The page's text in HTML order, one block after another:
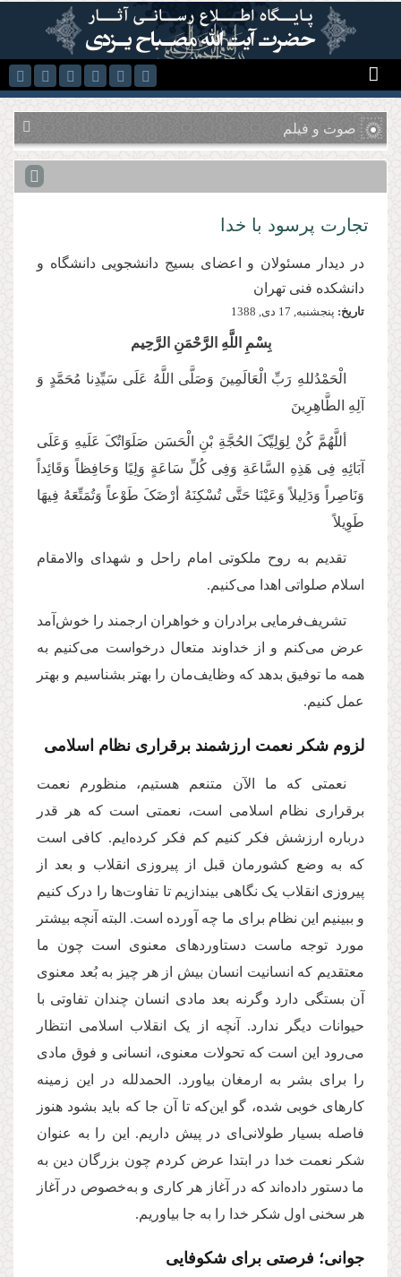
رفتن به محتوای اصلی
صوت و فیلم
تجارت پرسود با خدا
در دیدار مسئولان و اعضای بسیج دانشجویی دانشگاه و
دانشکده فنی تهران
تاریخ: پنجشنبه, 17 دى, 1388
بِسْمِ اللَّهِ الرَّحْمَنِ الرَّحِیم
الْحَمْدُللهِ رَبِّ الْعَالَمِینَ وَصَلَّی اللَّهُ عَلَی سَيِّدِنا مُحَمَّدٍ وَ
آلِهِ الطَّاهِرِینَ
أللَّهُمَّ کُنْ لِوَلِیِّکَ الحُجَّةِ بْنِ الْحَسَن صَلَوَاتُکَ عَلَیهِ وَعَلَی
آبَائِهِ فِی هَذِهِ السَّاعَةِ وَفِی کُلِّ سَاعَةٍ‌ وَلِیًا وَحَافِظاً وَقَائِداً
وَنَاصِراً وَدَلِیلاً وَعَیْنَا حَتَّی تُسْکِنَهُ أرْضَکَ طَوْعاً وَتُمَتِّعَهُ فِیهَا
طَوِیلاً
تقدیم به روح ملکوتی امام راحل و شهدای والامقام
اسلام صلواتی اهدا می‌کنیم.
تشریف‌فرمایی برادران و خواهران ارجمند را خوش‌آمد
عرض می‌کنم و از خداوند متعال درخواست می‌کنیم به
همه ما توفیق بدهد که وظایف‌مان را بهتر بشناسیم و بهتر
عمل کنیم.
لزوم شکر نعمت ارزشمند برقراری نظام اسلامی
نعمتی که ما الآن متنعم هستیم، منظورم نعمت
برقراری نظام اسلامی است، نعمتی است که هر قدر
درباره ارزشش فکر کنیم کم فکر کرده‌ایم. کافی است
که به وضع کشورمان قبل از پیروزی انقلاب و بعد از
پیروزی انقلاب یک نگاهی بیندازیم تا تفاوت‌ها را درک کنیم
و ببینیم این نظام برای ما چه آورده است. البته آنچه بیشتر
مورد توجه ماست دستاوردهای معنوی است چون ما
معتقدیم که انسانیت انسان بیش از هر چیز به بُعد معنوی
آن بستگی دارد وگرنه بعد مادی انسان چندان تفاوتی با
حیوانات دیگر ندارد. آنچه از یک انقلاب اسلامی انتظار
می‌رود این است که تحولات معنوی، انسانی و فوق مادی
را برای بشر به ارمغان بیاورد. الحمدلله در این زمینه
کارهای خوبی شده، گو این‌که تا آن جا که باید بشود هنوز
فاصله بسیار طولانی‌ای در پیش داریم. این را به عنوان
شکر نعمت خدا در ابتدا عرض کردم چون بزرگان دین به
ما دستور داده‌اند که در آغاز هر کاری و به‌خصوص در آغاز
هر سخنی اول شکر خدا را به جا بیاوریم.
جوانی؛ فرصتی برای شکوفایی